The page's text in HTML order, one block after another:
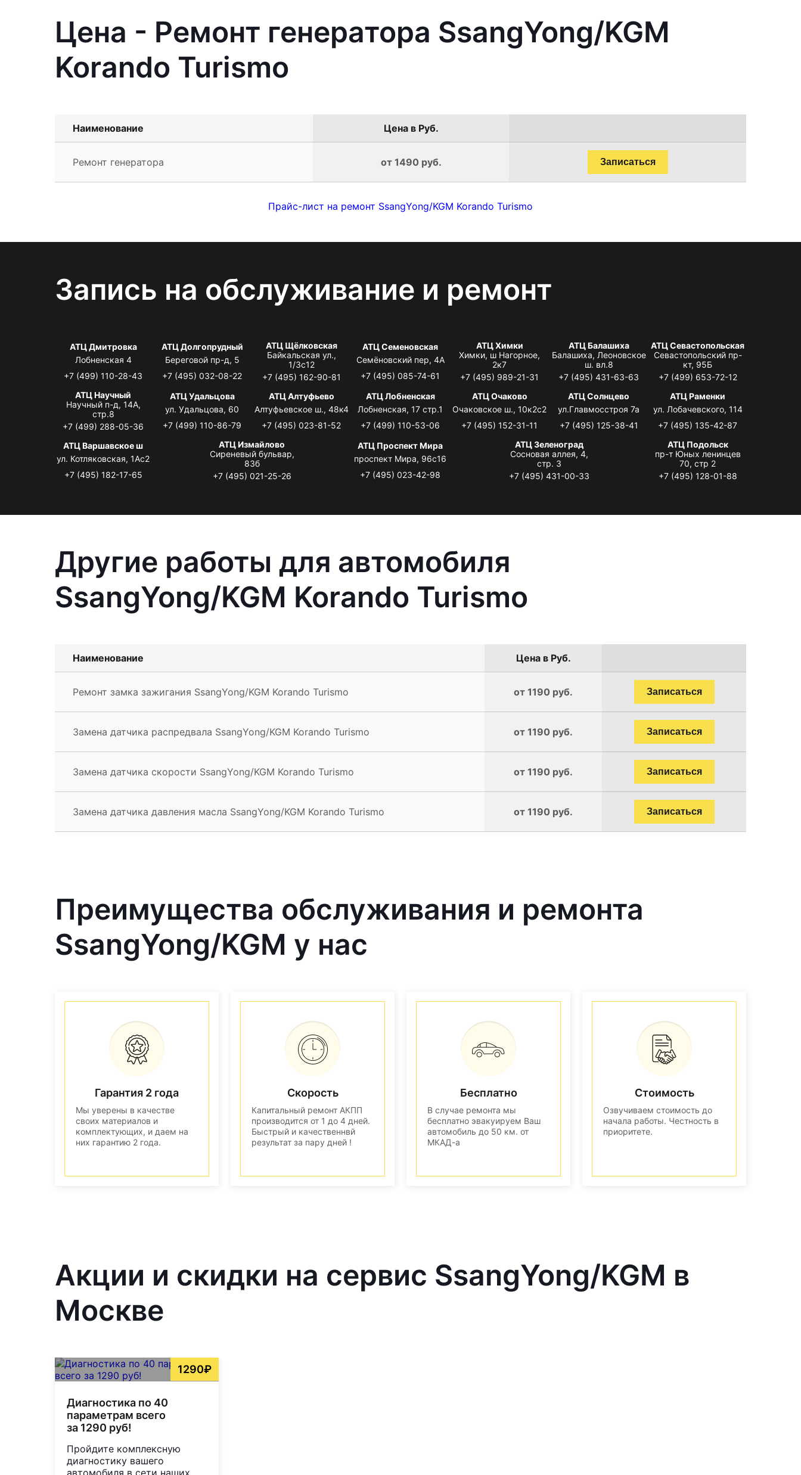
Цена - Ремонт генератора SsangYong/KGM
Korando Turismo
Наименование Цена в Руб.
Ремонт генератора от 1490 руб. Записаться
Прайс-лист на ремонт SsangYong/KGM Korando Turismo
Запись на обслуживание и ремонт
АТЦ Дмитровка
Лобненская 4
+7 (499) 110-28-43
АТЦ Долгопрудный
Береговой пр-д, 5
+7 (495) 032-08-22
АТЦ Щёлковская
Байкальская ул.,
1/3с12
+7 (495) 162-90-81
АТЦ Семеновская
Семёновский пер, 4А
+7 (495) 085-74-61
АТЦ Химки
Химки, ш Нагорное,
2к7
+7 (495) 989-21-31
АТЦ Балашиха
Балашиха, Леоновское
ш. вл.8
+7 (495) 431-63-63
АТЦ Севастопольская
Севастопольский пр-
кт, 95Б
+7 (499) 653-72-12
АТЦ Научный
Научный п-д, 14А,
стр.8
+7 (499) 288-05-36
АТЦ Удальцова
ул. Удальцова, 60
+7 (499) 110-86-79
АТЦ Алтуфьево
Алтуфьевское ш., 48к4
+7 (495) 023-81-52
АТЦ Лобненская
Лобненская, 17 стр.1
+7 (499) 110-53-06
АТЦ Очаково
Очаковское ш., 10к2с2
+7 (495) 152-31-11
АТЦ Солнцево
ул.Главмосстроя 7а
+7 (495) 125-38-41
АТЦ Раменки
ул. Лобачевского, 114
+7 (495) 135-42-87
АТЦ Варшавское ш
ул. Котляковская, 1Ас2
+7 (495) 182-17-65
АТЦ Измайлово
Сиреневый бульвар,
83б
+7 (495) 021-25-26
АТЦ Проспект Мира
проспект Мира, 96с16
+7 (495) 023-42-98
АТЦ Зеленоград
Сосновая аллея, 4,
стр. 3
+7 (495) 431-00-33
АТЦ Подольск
пр-т Юных ленинцев
70, стр 2
+7 (495) 128-01-88
Другие работы для автомобиля
SsangYong/KGM Korando Turismo
Наименование Цена в Руб.
Ремонт замка зажигания SsangYong/KGM Korando Turismo от 1190 руб. Записаться
Замена датчика распредвала SsangYong/KGM Korando Turismo от 1190 руб. Записаться
Замена датчика скорости SsangYong/KGM Korando Turismo от 1190 руб. Записаться
Замена датчика давления масла SsangYong/KGM Korando Turismo от 1190 руб. Записаться
Преимущества обслуживания и ремонта
SsangYong/KGM у нас
Гарантия 2 года
Мы уверены в качестве
своих материалов и
комплектующих, и даем на
них гарантию 2 года.
Скорость
Капитальный ремонт АКПП
производится от 1 до 4 дней.
Быстрый и качественнвй
результат за пару дней !
Бесплатно
В случае ремонта мы
бесплатно эвакуируем Ваш
автомобиль до 50 км. от
МКАД-а
Стоимость
Озвучиваем стоимость до
начала работы. Честность в
приоритете.
Акции и скидки на сервис SsangYong/KGM в
Москве
1290₽
Диагностика по 40
параметрам всего
за 1290 руб!
Пройдите комплексную
диагностику вашего
автомобиля в сети наших